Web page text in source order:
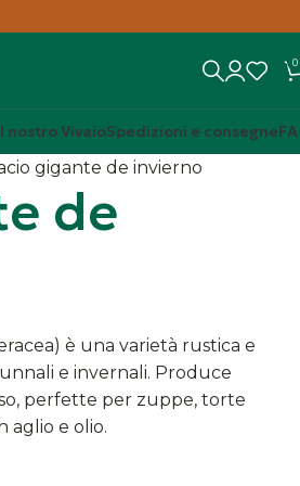
0
nostro VivaioSpedizioni e consegne
gigante de invierno
de
è una varietà rustica e
e invernali. Produce
perfette per zuppe, torte
aglio e olio.